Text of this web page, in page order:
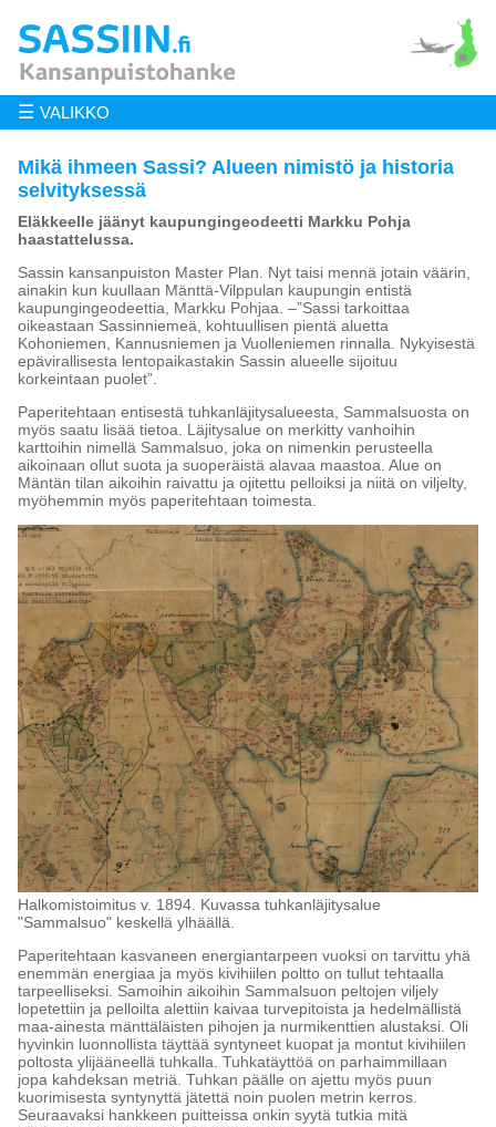
☰ VALIKKO
Mikä ihmeen Sassi? Alueen nimistö ja historia
selvityksessä
Eläkkeelle jäänyt kaupungingeodeetti Markku Pohja
haastattelussa.
Sassin kansanpuiston Master Plan. Nyt taisi mennä jotain väärin,
ainakin kun kuullaan Mänttä-Vilppulan kaupungin entistä
kaupungingeodeettia, Markku Pohjaa. –”Sassi tarkoittaa
oikeastaan Sassinniemeä, kohtuullisen pientä aluetta
Kohoniemen, Kannusniemen ja Vuolleniemen rinnalla. Nykyisestä
epävirallisesta lentopaikastakin Sassin alueelle sijoituu
korkeintaan puolet”.
Paperitehtaan entisestä tuhkanläjitysalueesta, Sammalsuosta on
myös saatu lisää tietoa. Läjitysalue on merkitty vanhoihin
karttoihin nimellä Sammalsuo, joka on nimenkin perusteella
aikoinaan ollut suota ja suoperäistä alavaa maastoa. Alue on
Mäntän tilan aikoihin raivattu ja ojitettu pelloiksi ja niitä on viljelty,
myöhemmin myös paperitehtaan toimesta.
Halkomistoimitus v. 1894. Kuvassa tuhkanläjitysalue
"Sammalsuo" keskellä ylhäällä.
Paperitehtaan kasvaneen energiantarpeen vuoksi on tarvittu yhä
enemmän energiaa ja myös kivihiilen poltto on tullut tehtaalla
tarpeelliseksi. Samoihin aikoihin Sammalsuon peltojen viljely
lopetettiin ja pelloilta alettiin kaivaa turvepitoista ja hedelmällistä
maa-ainesta mänttäläisten pihojen ja nurmikenttien alustaksi. Oli
hyvinkin luonnollista täyttää syntyneet kuopat ja montut kivihiilen
poltosta ylijääneellä tuhkalla. Tuhkatäyttöä on parhaimmillaan
jopa kahdeksan metriä. Tuhkan päälle on ajettu myös puun
kuorimisesta syntynyttä jätettä noin puolen metrin kerros.
Seuraavaksi hankkeen puitteissa onkin syytä tutkia mitä